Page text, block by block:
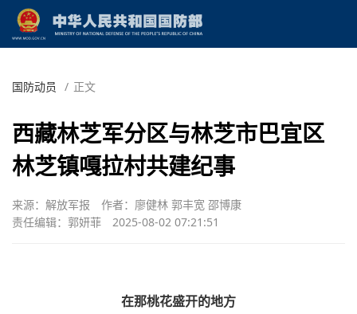
国防动员 / 正文
西藏林芝军分区与林芝市巴宜区
林芝镇嘎拉村共建纪事
来源：解放军报
作者：廖健林 郭丰宽 邵博康
责任编辑：郭妍菲
2025-08-02 07:21:51
在那桃花盛开的地方